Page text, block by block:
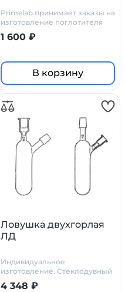
Primelab принимает заказы на
изготовление поглотителя
Зайцева по нашим чертежам,
или по ТЗ и чертежам
1 600 ₽
В корзину
Ловушка двухгорлая
ЛД
Индивидуальное
изготовление. Стеклодувный
цех Primelab
4 348 ₽